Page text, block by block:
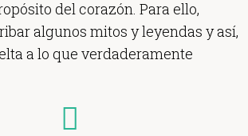
del corazón. Para ello,
algunos mitos y leyendas y así,
a lo que verdaderamente